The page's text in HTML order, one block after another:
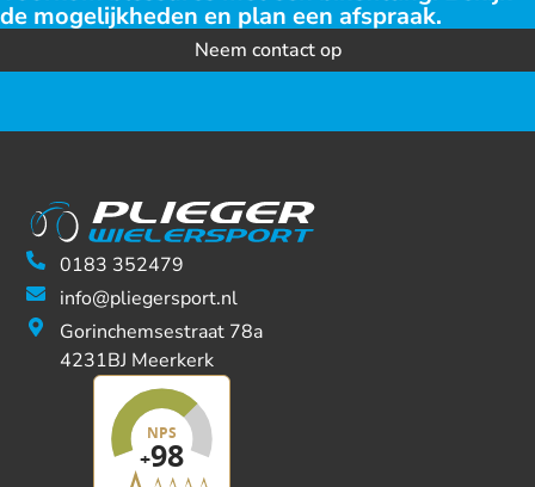
de mogelijkheden en plan een afspraak.
Neem contact op
0183 352479
info@pliegersport.nl
Gorinchemsestraat 78a
4231BJ Meerkerk